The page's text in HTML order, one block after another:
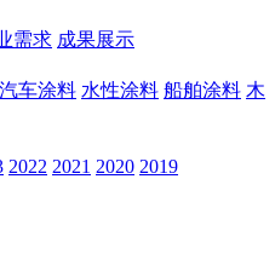
需求 成果展示
汽车涂料 水性涂料 船舶涂料 木
2022 2021 2020 2019